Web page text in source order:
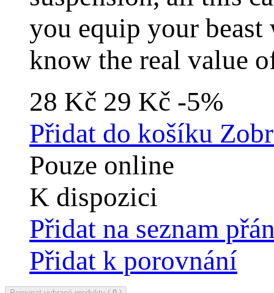
you equip your
know the real value
28 Kč 29 Kč -5%
Přidat do košíku
Pouze online
K dispozici
Přidat na seznam
Přidat k porovnání